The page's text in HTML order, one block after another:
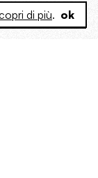
di più. ok